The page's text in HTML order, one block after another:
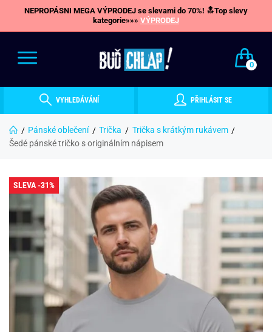
NEPROPÁSNI MEGA VÝPRODEJ se slevami do 70%! 🔝Top slevy
kategorie»»» VÝPRODEJ
0
VYHLEDÁVÁNÍ PŘIHLÁSIT SE
Pánské oblečení Trička
Trička s krátkým rukávem
Šedé pánské tričko s originálním nápisem
SLEVA -31%